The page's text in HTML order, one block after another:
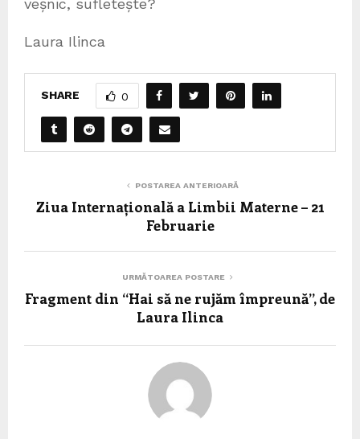
veșnic, sufletește?
Laura Ilinca
SHARE 0
POSTAREA ANTERIOARĂ
Ziua Internațională a Limbii Materne – 21
Februarie
URMĂTOAREA POSTARE
Fragment din “Hai să ne rujăm împreună”, de
Laura Ilinca